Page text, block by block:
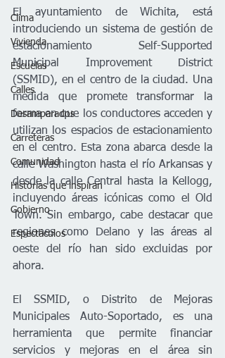
Clima
Vivienda
Escuelas
Calles
Desamparados
Carreteras
Comunidad
Historias que inspiran
Gobierno
Espectáculos
El ayuntamiento de Wichita, está
introduciendo un sistema de gestión de
estacionamiento Self-Supported
Municipal Improvement District
(SSMID), en el centro de la ciudad. Una
medida que promete transformar la
forma en que los conductores acceden y
utilizan los espacios de estacionamiento
en el centro. Esta zona abarca desde la
calle Washington hasta el río Arkansas y
desde la calle Central hasta la Kellogg,
incluyendo áreas icónicas como el Old
Town. Sin embargo, cabe destacar que
regiones como Delano y las áreas al
oeste del río han sido excluidas por
ahora.
El SSMID, o Distrito de Mejoras
Municipales Auto-Soportado, es una
herramienta que permite financiar
servicios y mejoras en el área sin